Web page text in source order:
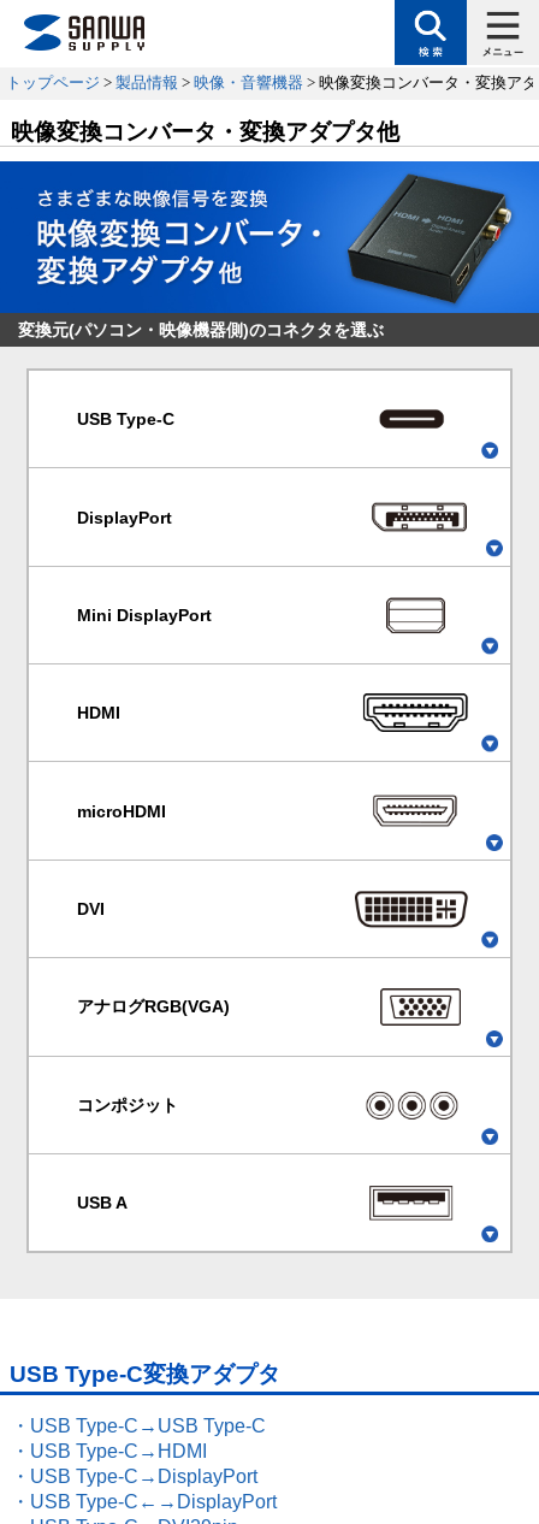
トップページ > 製品情報 > 映像・音響機器 > 映像変換コンバータ・変換ア
映像変換コンバータ・変換アダプタ他
変換元(パソコン・映像機器側)のコネクタを選ぶ
USB Type-C
DisplayPort
Mini DisplayPort
HDMI
microHDMI
DVI
アナログRGB(VGA)
コンポジット
USB A
USB Type-C変換アダプタ
・USB Type-C→USB Type-C
・USB Type-C→HDMI
・USB Type-C→DisplayPort
・USB Type-C←→DisplayPort